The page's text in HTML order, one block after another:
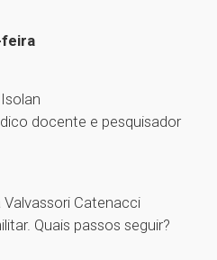
feira
docente e pesquisador
Valvassori Catenacci
Quais passos seguir?